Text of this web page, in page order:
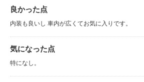
良かった点
内装も良いし 車内が広くてお気に入りです。
気になった点
特になし。